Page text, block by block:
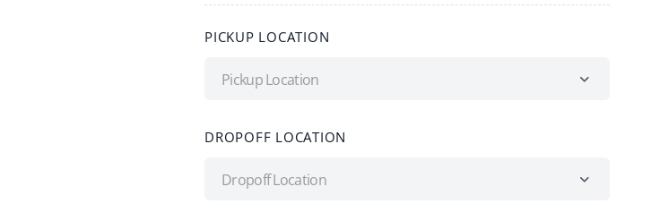
PICKUP LOCATION
Pickup Location
DROPOFF LOCATION
Dropoff Location